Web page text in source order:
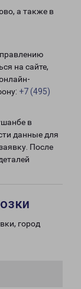
а также в
на сайте,
+7 (495)
в
данные для
После
город